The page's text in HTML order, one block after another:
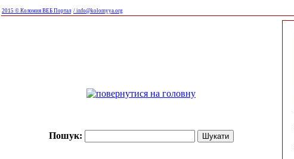
2015 © Коломия ВЕБ Портал / info@kolomyya.org
Пошук: